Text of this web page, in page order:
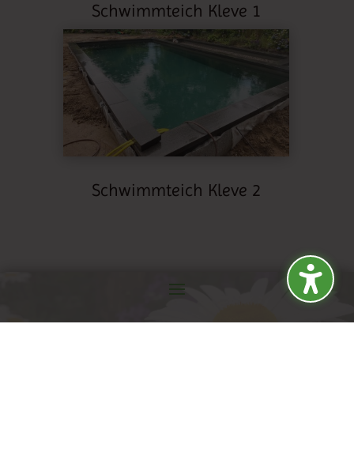
Schwimmteich Kleve 1
Schwimmteich Kleve 2